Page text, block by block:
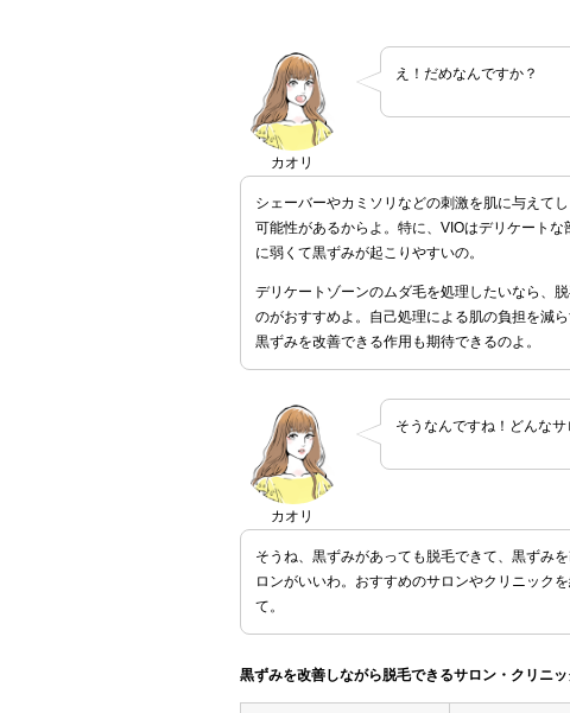
カオリ
え！だめなんですか？
シェーバーやカミソリなどの刺激を肌に与えて
可能性があるからよ。特に、VIOはデリケート
に弱くて黒ずみが起こりやすいの。
デリケートゾーンのムダ毛を処理したいなら、
のがおすすめよ。自己処理による肌の負担を減
黒ずみを改善できる作用も期待できるのよ。
カオリ
そうなんですね！どんな
そうね、黒ずみがあっても脱毛できて、黒ずみ
ロンがいいわ。おすすめのサロンやクリニック
て。
黒ずみを改善しながら脱毛できるサロン・クリニッ